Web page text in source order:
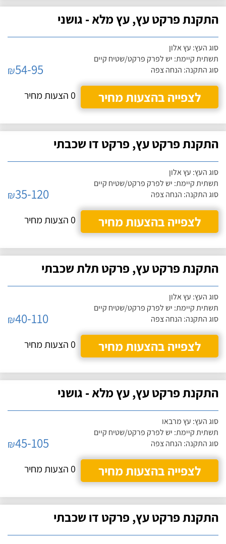
התקנת פרקט עץ, עץ מלא - גושני
סוג העץ: עץ אלון
תשתית קיימת: יש לפרק פרקט/שטיח קיים
סוג התקנה: הנחה צפה
₪54-95
לצפייה בהצעות מחיר
0 הצעות מחיר
התקנת פרקט עץ, פרקט דו שכבתי
סוג העץ: עץ אלון
תשתית קיימת: יש לפרק פרקט/שטיח קיים
סוג התקנה: הנחה צפה
₪35-120
לצפייה בהצעות מחיר
0 הצעות מחיר
התקנת פרקט עץ, פרקט תלת שכבתי
סוג העץ: עץ אלון
תשתית קיימת: יש לפרק פרקט/שטיח קיים
סוג התקנה: הנחה צפה
₪40-110
לצפייה בהצעות מחיר
0 הצעות מחיר
התקנת פרקט עץ, עץ מלא - גושני
סוג העץ: עץ מרבאו
תשתית קיימת: יש לפרק פרקט/שטיח קיים
סוג התקנה: הנחה צפה
₪45-105
לצפייה בהצעות מחיר
0 הצעות מחיר
התקנת פרקט עץ, פרקט דו שכבתי